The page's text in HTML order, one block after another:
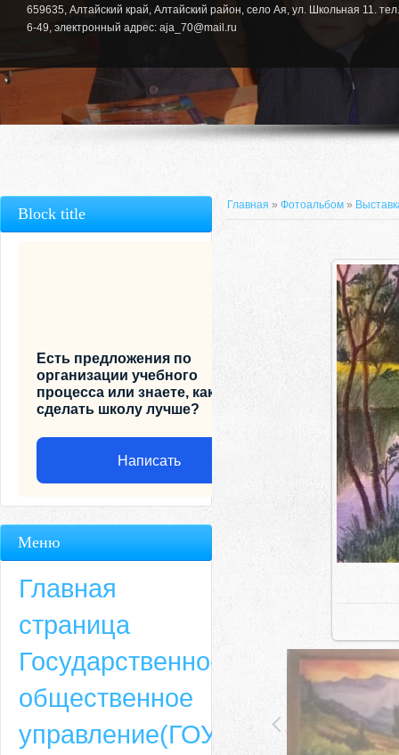
659635, Алтайский край, Алтайский район, село Ая, ул. Школьная 11.
6-49, электронный адрес: aja_70@mail.ru
Адрес
659635, Алтайский край, Алтайский район, село Ая, ул. Школьная 11.
Главная » Фотоальбом »
Block title
Есть предложения по
организации учебного
процесса или знаете, как
сделать школу лучше?
Написать
Меню
Главная
страница
Государственно-
общественное
управление(ГОУ)